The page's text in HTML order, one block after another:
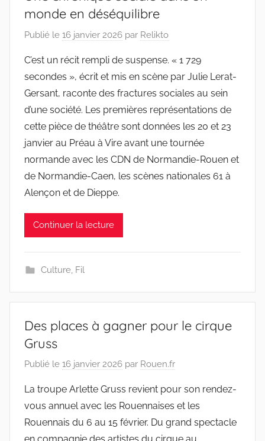
monde en déséquilibre
Publié le 16 janvier 2026 par Relikto
C’est un récit rempli de suspense. « 1 729
secondes », écrit et mis en scène par Julie Lerat-
Gersant, raconte des fractures sociales au sein
d’une société. Les premières représentations de
cette pièce de théâtre sont données les 20 et 23
janvier au Préau à Vire avant une tournée
normande avec les CDN de Normandie-Rouen et
de Normandie-Caen, les scènes nationales 61 à
Alençon et de Dieppe.
Continuer la lecture
Culture, Fil
Des places à gagner pour le cirque
Gruss
Publié le 16 janvier 2026 par Rouen.fr
La troupe Arlette Gruss revient pour son rendez-
vous annuel avec les Rouennaises et les
Rouennais du 6 au 15 février. Du grand spectacle